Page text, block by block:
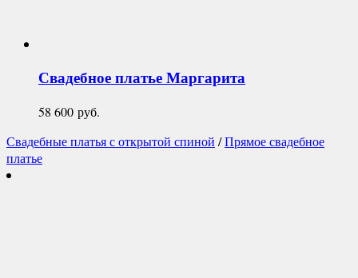
Свадебное платьеМаргарита
58 600 руб.
Свадебные платья с открытой спиной /Прямое свадебное
платье